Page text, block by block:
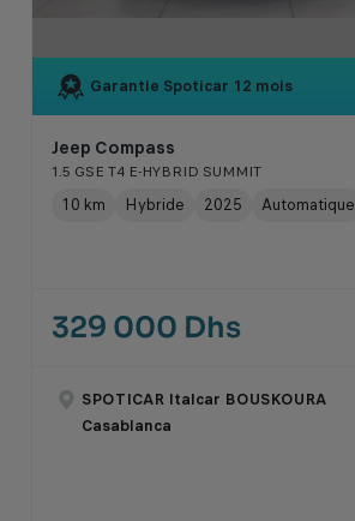
Garantie Spoticar 12 mois
Jeep Compass
1.5 GSE T4 E-HYBRID SUMMIT
10 km Hybride 2025 Automatique
329 000 Dhs
SPOTICAR Italcar BOUSKOURA
Casablanca